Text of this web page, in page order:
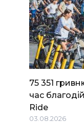
75 351
час
Ride
03.08.2026